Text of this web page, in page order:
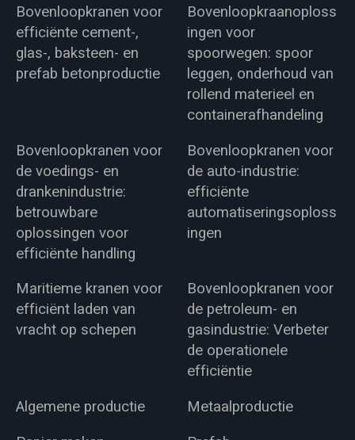
Bovenloopkranen voor
efficiënte cement-,
glas-, baksteen- en
prefab betonproductie
Bovenloopkraanoploss
ingen voor
spoorwegen: spoor
leggen, onderhoud van
rollend materieel en
containerafhandeling
Bovenloopkranen voor
de voedings- en
drankenindustrie:
betrouwbare
oplossingen voor
efficiënte handling
Bovenloopkranen voor
de auto-industrie:
efficiënte
automatiseringsoploss
ingen
Maritieme kranen voor
efficiënt laden van
vracht op schepen
Bovenloopkranen voor
de petroleum- en
gasindustrie: Verbeter
de operationele
efficiëntie
Algemene productie
Metaalproductie